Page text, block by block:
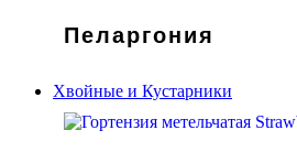
Пеларгония
Хвойные и Кустарники